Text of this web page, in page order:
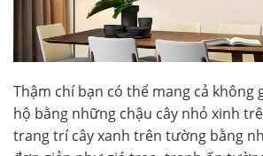
Thậm chí bạn có thể mang cả không
hộ bằng những chậu cây nhỏ xinh
trang trí cây xanh trên tường bằng